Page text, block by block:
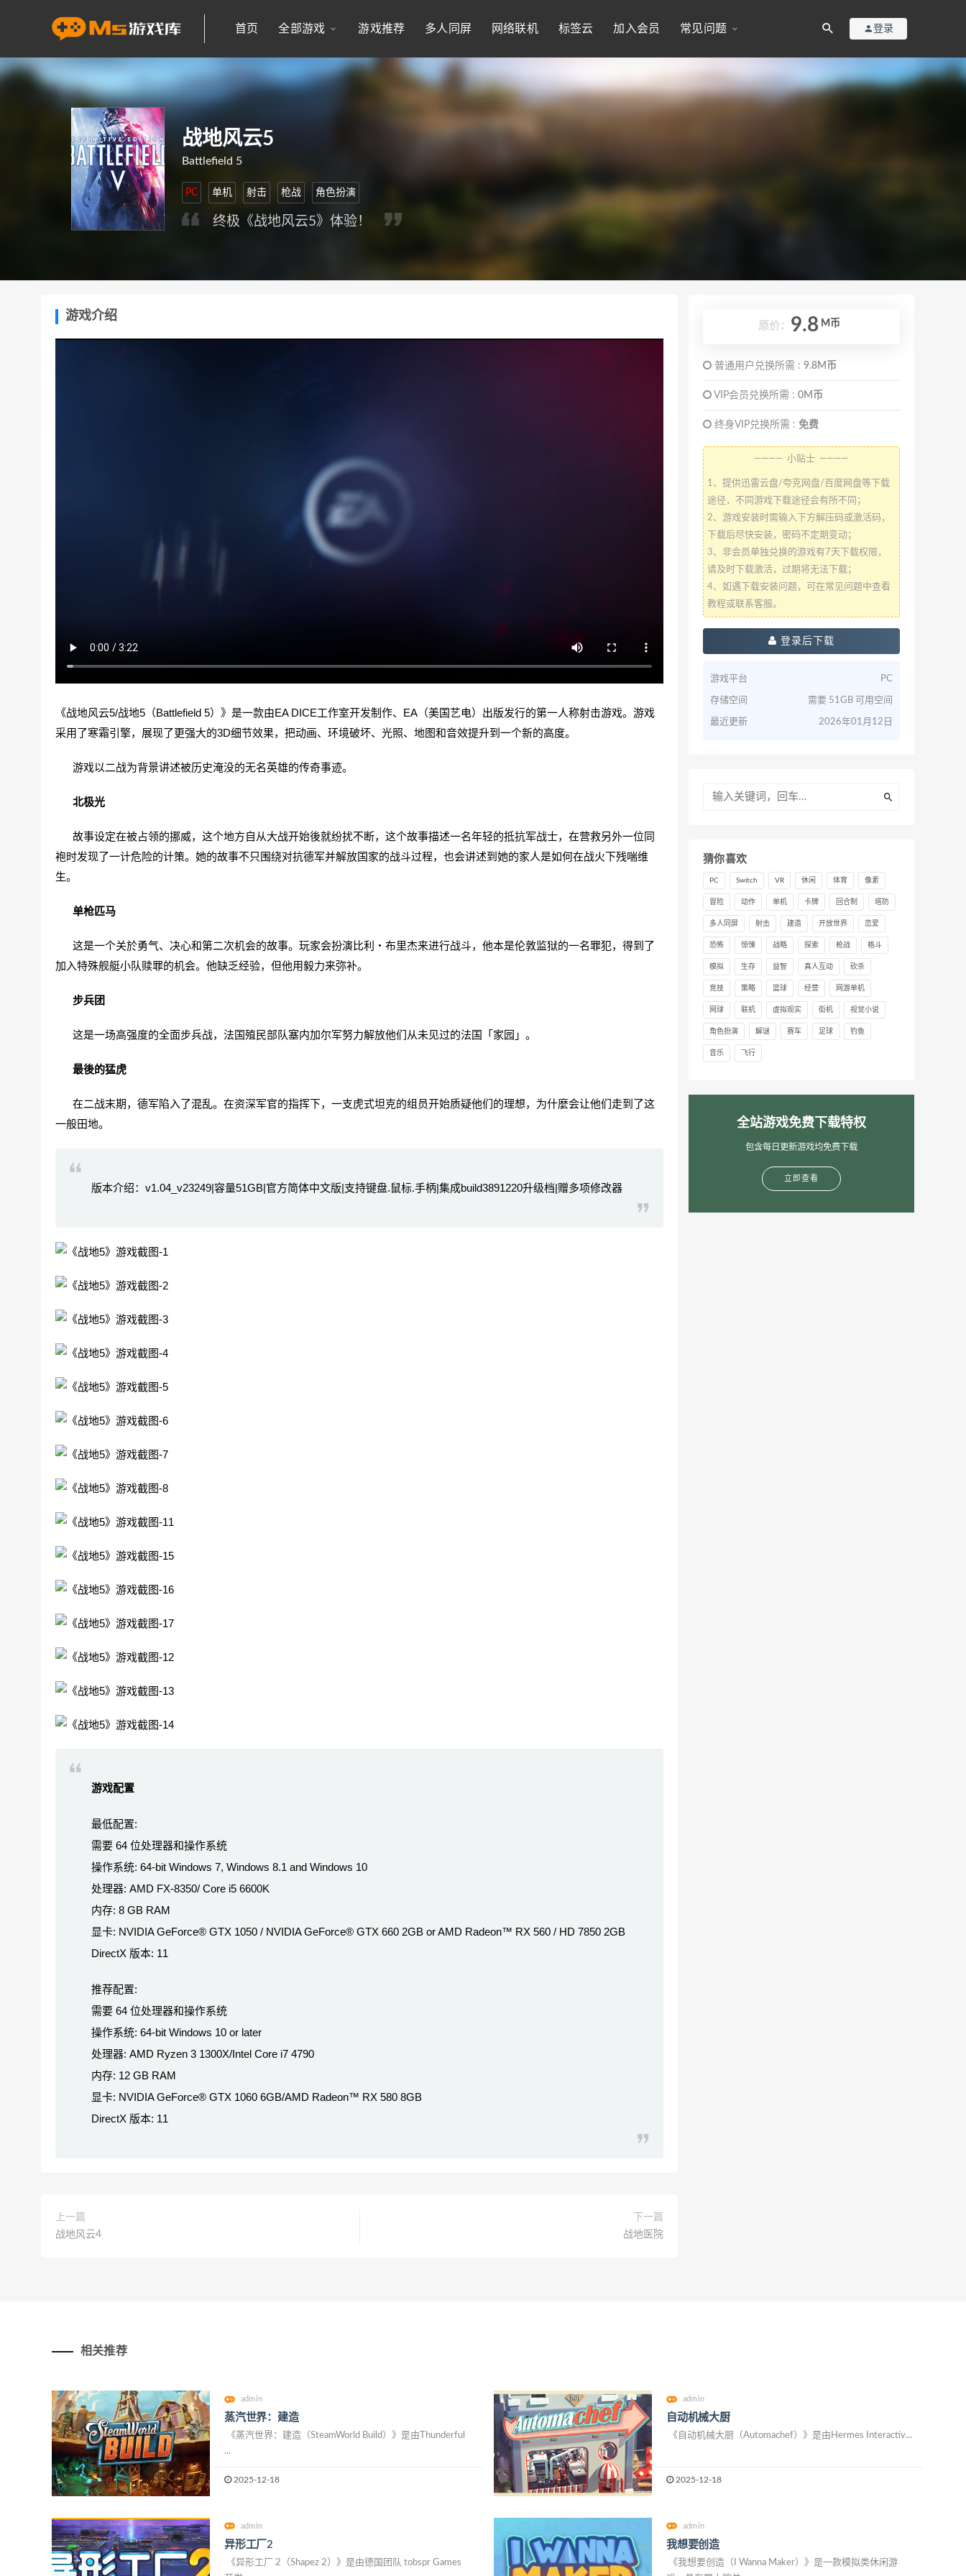
首页 全部游戏 游戏推荐 多人同屏 网络联机 标签云 加入会员 常见问题 登录
战地风云5
Battlefield 5
PC 单机 射击 枪战 角色扮演
终极《战地风云5》体验！
游戏介绍
《战地风云5/战地5（Battlefield 5）》是一款由EA DICE工作室开发制作、EA（美国艺电）出版发行的第一人称射击游戏。游戏
采用了寒霜引擎，展现了更强大的3D细节效果，把动画、环境破坏、光照、地图和音效提升到一个新的高度。
游戏以二战为背景讲述被历史淹没的无名英雄的传奇事迹。
北极光
故事设定在被占领的挪威，这个地方自从大战开始後就纷扰不断，这个故事描述一名年轻的抵抗军战士，在营救另外一位同
袍时发现了一计危险的计策。她的故事不只围绕对抗德军并解放国家的战斗过程，也会讲述到她的家人是如何在战火下残喘维
生。
单枪匹马
这是一个关於勇气、决心和第二次机会的故事。玩家会扮演比利‧布里杰来进行战斗，他本是伦敦监狱的一名罪犯，得到了
加入特殊舰艇小队赎罪的机会。他缺乏经验，但他用毅力来弥补。
步兵团
这是一场高强度的全面步兵战，法国殖民部队塞内加尔军努力解放他们从未见过的法国「家园」。
最後的猛虎
在二战末期，德军陷入了混乱。在资深军官的指挥下，一支虎式坦克的组员开始质疑他们的理想，为什麼会让他们走到了这
一般田地。
版本介绍：v1.04_v23249|容量51GB|官方简体中文版|支持键盘.鼠标.手柄|集成build3891220升级档|赠多项修改器
游戏配置
最低配置:
需要 64 位处理器和操作系统
操作系统: 64-bit Windows 7, Windows 8.1 and Windows 10
处理器: AMD FX-8350/ Core i5 6600K
内存: 8 GB RAM
显卡: NVIDIA GeForce® GTX 1050 / NVIDIA GeForce® GTX 660 2GB or AMD Radeon™ RX 560 / HD 7850 2GB
DirectX 版本: 11
推荐配置:
需要 64 位处理器和操作系统
操作系统: 64-bit Windows 10 or later
处理器: AMD Ryzen 3 1300X/Intel Core i7 4790
内存: 12 GB RAM
显卡: NVIDIA GeForce® GTX 1060 6GB/AMD Radeon™ RX 580 8GB
DirectX 版本: 11
上一篇
战地风云4
下一篇
战地医院
原价： 9.8 M币
普通用户兑换所需 : 9.8M币
VIP会员兑换所需 : 0M币
终身VIP兑换所需 : 免费
———— 小贴士 ————
1、提供迅雷云盘/夸克网盘/百度网盘等下载
途径，不同游戏下载途径会有所不同；
2、游戏安装时需输入下方解压码或激活码，
下载后尽快安装，密码不定期变动；
3、非会员单独兑换的游戏有7天下载权限，
请及时下载激活，过期将无法下载；
4、如遇下载安装问题，可在常见问题中查看
教程或联系客服。
登录后下载
游戏平台 PC
存储空间 需要 51GB 可用空间
最近更新 2026年01月12日
猜你喜欢
PC Switch VR 休闲 体育 像素
冒险 动作 单机 卡牌 回合制 塔防
多人同屏 射击 建造 开放世界 恋爱
恐怖 惊悚 战略 探索 枪战 格斗
模拟 生存 益智 真人互动 砍杀
竞技 策略 篮球 经营 网游单机
网球 联机 虚拟现实 街机 视觉小说
角色扮演 解谜 赛车 足球 钓鱼
音乐 飞行
全站游戏免费下载特权
包含每日更新游戏均免费下载
立即查看
相关推荐
admin
蒸汽世界：建造
《蒸汽世界：建造（SteamWorld Build）》是由Thunderful
...
2025-12-18
admin
自动机械大厨
《自动机械大厨（Automachef）》是由Hermes Interactiv...
2025-12-18
admin
异形工厂2
《异形工厂 2（Shapez 2）》是由德国团队 tobspr Games
admin
我想要创造
《我想要创造（I Wanna Maker）》是一款模拟类休闲游